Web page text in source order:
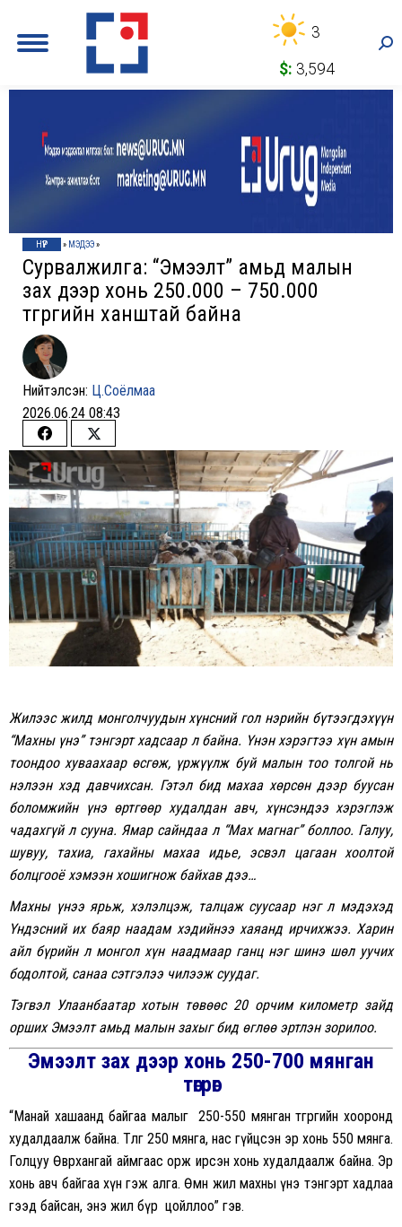
3
$: 3,594
НҮҮР » МЭДЭЭ»
Сурвалжилга: “Эмээлт” амьд малын
зах дээр хонь 250.000 – 750.000
төгрөгийн ханштай байна
Нийтэлсэн: Ц.Соёлмаа
2026.06.24 08:43
Share
on
Facebook
Share
on
Twitter
Жилээс жилд монголчуудын хүнсний гол нэрийн бүтээгдэхүүн
“Махны үнэ” тэнгэрт хадсаар л байна. Үнэн хэрэгтээ хүн амын
тоондоо хуваахаар өсгөж, үржүүлж буй малын тоо толгой нь
нэлээн хэд давчихсан. Гэтэл бид махаа хөрсөн дээр буусан
боломжийн үнэ өртгөөр худалдан авч, хүнсэндээ хэрэглэж
чадахгүй л сууна. Ямар сайндаа л “Мах магнаг” боллоо. Галуу,
шувуу, тахиа, гахайны махаа идье, эсвэл цагаан хоолтой
болцгооё хэмээн хошигнож байхав дээ…
Махны үнээ ярьж, хэлэлцэж, талцаж суусаар нэг л мэдэхэд
Үндэсний их баяр наадам хэдийнээ хаяанд ирчихжээ. Харин
айл бүрийн л монгол хүн наадмаар ганц нэг шинэ шөл уучих
бодолтой, санаа сэтгэлээ чилээж суудаг.
Тэгвэл Улаанбаатар хотын төвөөс 20 орчим километр зайд
орших Эмээлт амьд малын захыг бид өглөө эртлэн зорилоо.
Эмээлт зах дээр хонь 250-700 мянган
төгрөг
“Манай хашаанд байгаа малыг 250-550 мянган төгрөгийн хооронд
худалдаалж байна. Төлөг 250 мянга, нас гүйцсэн эр хонь 550 мянга.
Голцуу Өвөрхангай аймгаас орж ирсэн хонь худалдаалж байна. Эр
хонь авч байгаа хүн гэж алга. Өмнө жил махны үнэ тэнгэрт хадлаа
гээд байсан, энэ жил бүр цойллоо” гэв.